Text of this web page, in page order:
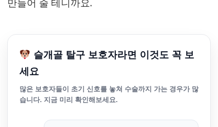
만들어 줄 테니까요.
슬개골 탈구 보호자라면 이것도 꼭 보
세요
많은 보호자들이 초기 신호를 놓쳐 수술까지 가는 경우가 많
습니다. 지금 미리 확인해보세요.